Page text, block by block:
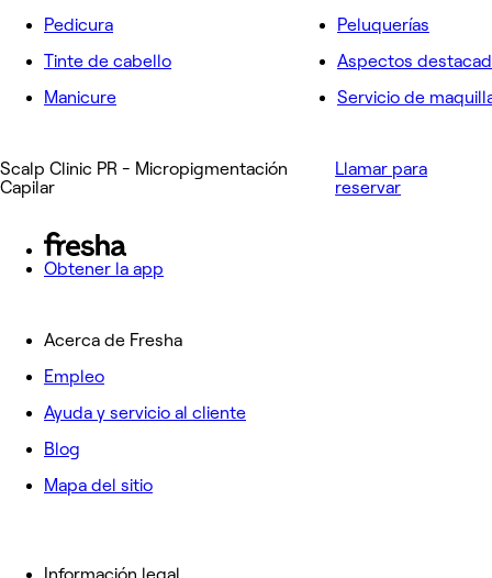
Pedicura
Tinte de cabello
Manicure
Peluquerías
Aspectos
Servicio de
Scalp Clinic PR - Micropigmentación
Capilar
Llamar para
reservar
Obtener la app
Acerca de Fresha
Empleo
Ayuda y servicio al cliente
Blog
Mapa del sitio
Información legal